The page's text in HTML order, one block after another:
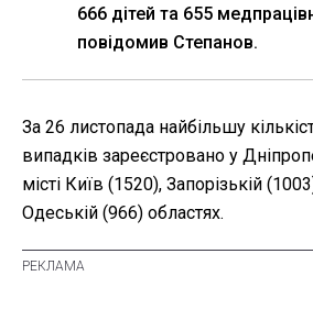
666 дітей та 655
повідомив Степанов.
За 26 листопада найбільшу
випадків зареєстровано у
місті Київ (1520), Запорізькій
Одеській (966) областях.